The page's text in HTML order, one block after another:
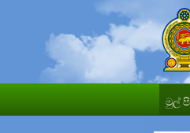
මුල්